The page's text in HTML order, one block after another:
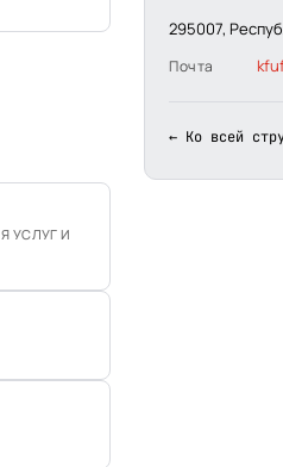
УСЛУГ И
295007,
Почта
← Ко всей